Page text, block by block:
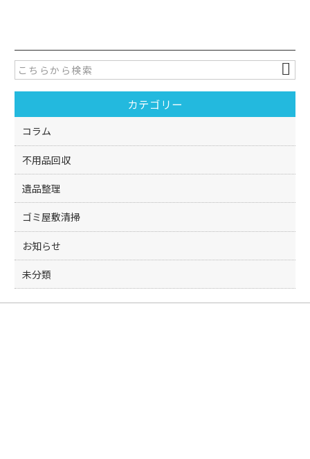
e
b
o
o
k
er
カテゴリー
コラム
不用品回収
遺品整理
ゴミ屋敷清掃
お知らせ
未分類